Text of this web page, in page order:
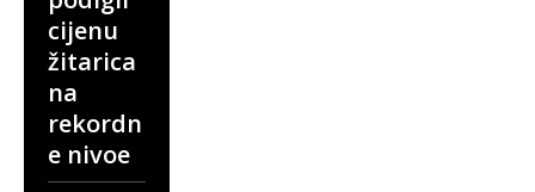
cijenu
žitarica
na
rekordn
e nivoe